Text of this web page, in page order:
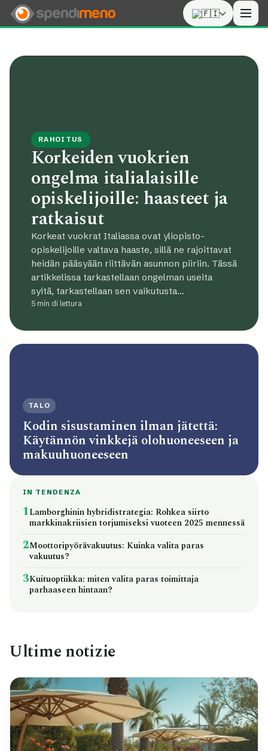
RAHOITUS
Korkeiden vuokrien
ongelma italialaisille
opiskelijoille: haasteet ja
ratkaisut
Korkeat vuokrat Italiassa ovat yliopisto-
opiskelijoille valtava haaste, sillä ne rajoittavat
heidän pääsyään riittävän asunnon piiriin. Tässä
artikkelissa tarkastellaan ongelman useita
syitä, tarkastellaan sen vaikutusta…
5 min di lettura
TALO
Kodin sisustaminen ilman jätettä:
Käytännön vinkkejä olohuoneeseen ja
makuuhuoneeseen
IN TENDENZA
1Lamborghinin hybridistrategia: Rohkea siirto
markkinakriisien torjumiseksi vuoteen 2025 mennessä
2Moottoripyörävakuutus: Kuinka valita paras
vakuutus?
3Kuituoptiikka: miten valita paras toimittaja
parhaaseen hintaan?
Ultime notizie